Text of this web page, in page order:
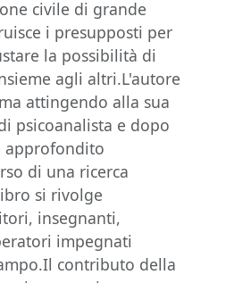
civile di grande
i presupposti per
la possibilità di
agli altri.L'autore
attingendo alla sua
psicoanalista e dopo
approfondito
di una ricerca
si rivolge
insegnanti,
impegnati
contributo della